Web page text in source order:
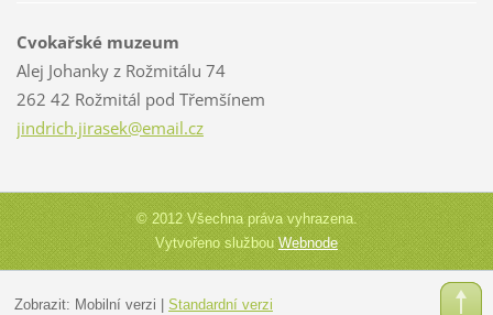
Cvokařské muzeum
Alej Johanky z Rožmitálu 74
262 42 Rožmitál pod Třemšínem
jindrich.jirasek@email.cz
© 2012 Všechna práva vyhrazena.
Vytvořeno službouWebnode
Zobrazit: Mobilní verzi Standardní verzi